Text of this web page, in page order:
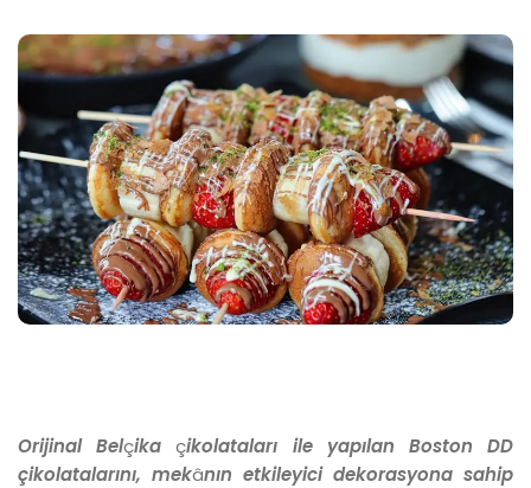
Orijinal Belçikaçikolataları ile yapılan Boston DD
çikolatalarını, mekânın etkileyici dekorasyona sahip